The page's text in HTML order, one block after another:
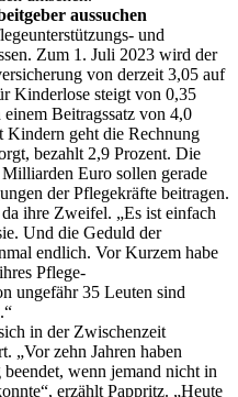
aussuchen
und
Zum 1. Juli 2023 wird der
von derzeit 3,05 auf
Kinderlose steigt von 0,35
Beitragssatz von 4,0
Kindern geht die Rechnung
bezahlt 2,9 Prozent. Die
Euro sollen gerade
der Pflegekräfte beitragen.
ihre Zweifel. „Es ist einfach
Und die Geduld der
endlich. Vor Kurzem habe
Pflege-
ungefähr 35 Leuten sind
in der Zwischenzeit
„Vor zehn Jahren haben
wenn jemand nicht in
erzählt Pappritz. „Heute